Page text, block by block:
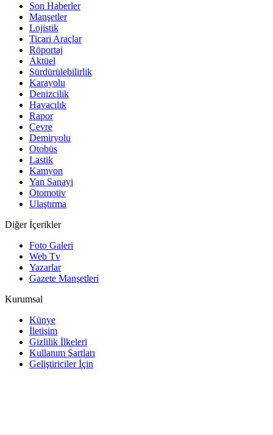
Son Haberler
Manşetler
Lojistik
Ticari Araçlar
Röportaj
Aktüel
Sürdürülebilirlik
Karayolu
Denizcilik
Havacılık
Rapor
Çevre
Demiryolu
Otobüs
Lastik
Kamyon
Yan Sanayi
Otomotiv
Ulaştırma
Diğer İçerikler
Foto Galeri
Web Tv
Yazarlar
Gazete Manşetleri
Kurumsal
Künye
İletişim
Gizlilik İlkeleri
Kullanım Şartları
Geliştiriciler İçin